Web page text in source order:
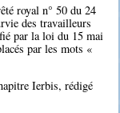
royal n° 50 du 24
des travailleurs
par la loi du 15 mai
par les mots «
Ierbis, rédigé